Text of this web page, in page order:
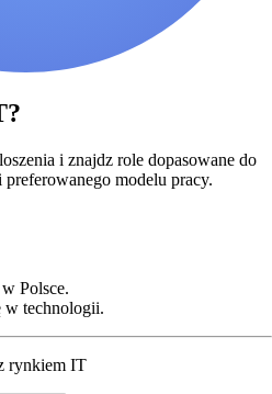
i znajdz role dopasowane do
modelu pracy.
Polsce.
w technologii.
rynkiem IT